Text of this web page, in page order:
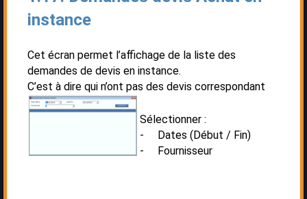
instance
Cet écran permet l’affichage de la liste des
demandes de devis en instance.
C’est à dire qui n’ont pas des devis correspondant
Sélectionner :
- Dates (Début / Fin)
- Fournisseur